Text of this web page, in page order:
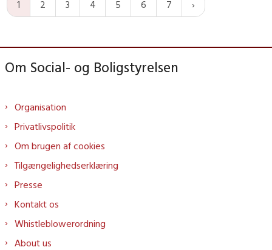
1 2 3 4 5 6 7
Om Social- og Boligstyrelsen
Organisation
Privatlivspolitik
Om brugen af cookies
Tilgængelighedserklæring
Presse
Kontakt os
Whistleblowerordning
About us